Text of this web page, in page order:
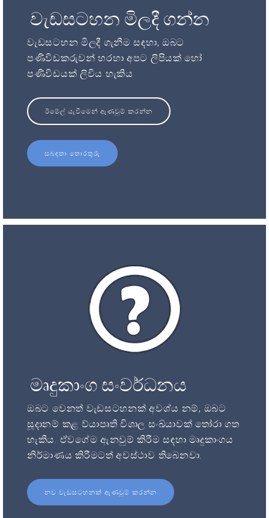
වැඩසටහන මිලදී ගන්න
වැඩසටහන මිලදී ගැනීම සඳහා, ඔබට
පණිවිඩකරුවන් හරහා අපට ලිපියක් හෝ
පණිවිඩයක් ලිවිය හැකිය
ඊමේල් යැවීමෙන් ඇණවුම් කරන්න
සබඳතා තොරතුරු
මෘදුකාංග සංවර්ධනය
ඔබට වෙනත් වැඩසටහනක් අවශ්ය නම්, ඔබට
සූදානම් කළ ව්යාපෘති විශාල සංඛ්යාවක් තෝරා ගත
හැකිය. ඒවගේම ඇනවුම් කිරීම සඳහා මෘදුකාංගය
නිර්මාණය කිරීමටත් අවස්ථාව තිබෙනවා.
නව වැඩසටහනක් ඇණවුම් කරන්න